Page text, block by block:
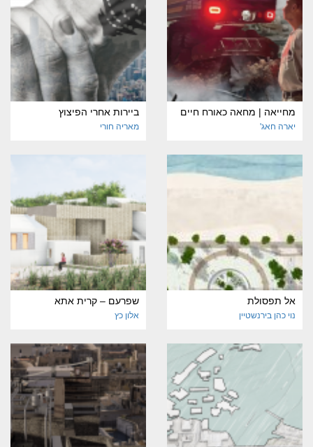
מחייאה | מחאה כאורח חיים
יארה חאג'
ביירות אחרי הפיצוץ
מאריה חורי
אל תפסולת
נוי כהן בירנשטיין
שפרעם – קרית אתא
אלון כץ